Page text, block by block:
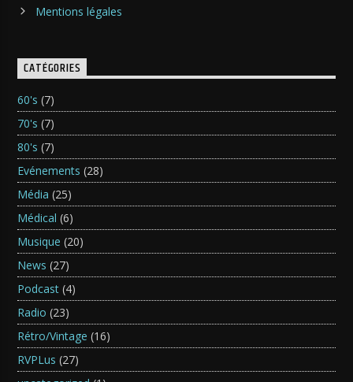
Mentions légales
CATÉGORIES
60's (7)
70's (7)
80's (7)
Evénements (28)
Média (25)
Médical (6)
Musique (20)
News (27)
Podcast (4)
Radio (23)
Rétro/Vintage (16)
RVPLus (27)